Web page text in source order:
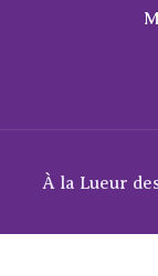
À la Lueur